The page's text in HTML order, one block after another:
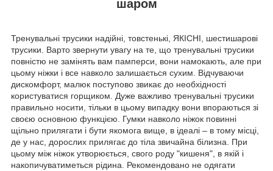
шаром
Тренувальні трусики надійні, товстенькі, ЯКІСНІ, шестишарові
трусики. Варто звернути увагу на те, що тренувальні трусики
повністю не замінять вам памперси, вони намокають, але при
цьому ніжки і все навколо залишається сухим. Відчуваючи
дискомфорт, малюк поступово звикає до необхідності
користуватися горщиком. Дуже важливо тренувальні трусики
правильно носити, тільки в цьому випадку вони впораються зі
своєю основною функцією. Гумки навколо ніжок повинні
щільно прилягати і бути якомога вище, в ідеалі – в тому місці,
де у нас, дорослих прилягає до тіла звичайна білизна. При
цьому між ніжок утворюється, свого роду "кишеня", в якій і
накопичуватиметься рідина. Рекомендовано не одягати